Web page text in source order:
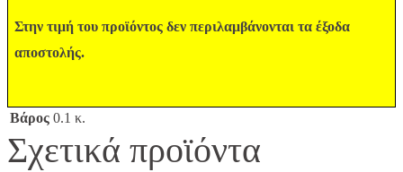
Στην τιμή του προϊόντος δεν περιλαμβάνονται τα έξοδα
αποστολής.
Βάρος 0.1 κ.
Σχετικά προϊόντα